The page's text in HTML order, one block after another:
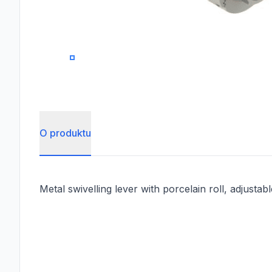
0
O produktu
Metal swivelling lever with porcelain roll,